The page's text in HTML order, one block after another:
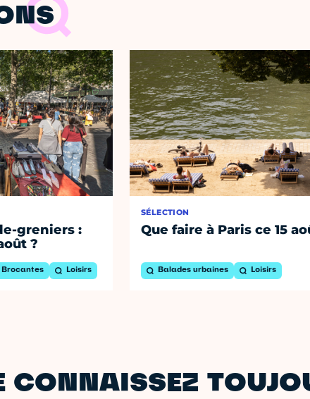
greniers :
?
Brocantes Loisirs
SÉLECTION
Que faire à Paris ce 15
Balades urbaines Loisirs
CONNAISSEZ